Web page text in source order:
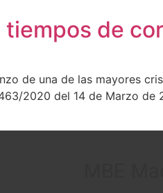
de
de una de las mayores
2020 del 14 de Marzo